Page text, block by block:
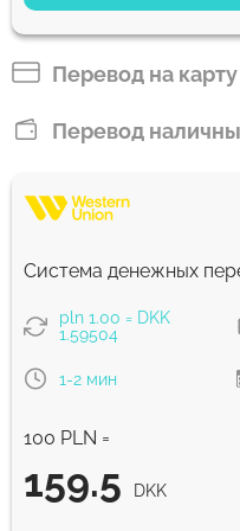
153.52 DKK
Комиссия Strumok,
Перевод на карту
Перевод
Система денежных
pln 1.00 = DKK
1.59504
1-2 мин
100 PLN =
159.5 DKK